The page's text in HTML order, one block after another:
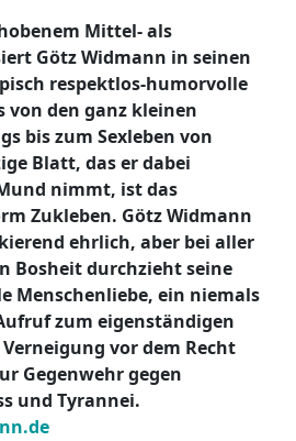
Mittel- als
Götz Widmann in seinen
respektlos-humorvolle
von den ganz kleinen
bis zum Sexleben von
Blatt, das er dabei
nimmt, ist das
Zukleben. Götz Widmann
ehrlich, aber bei aller
Bosheit durchzieht seine
Menschenliebe, ein niemals
zum eigenständigen
vor dem Recht
Gegenwehr gegen
und Tyrannei.